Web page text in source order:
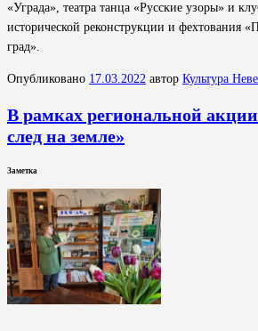
«Уграда», театра танца «Русские узоры» и
исторической реконструкции и фехтования
град».
Опубликовано 17.03.2022 автор Культура
В рамках региональной
след на земле»
Заметка